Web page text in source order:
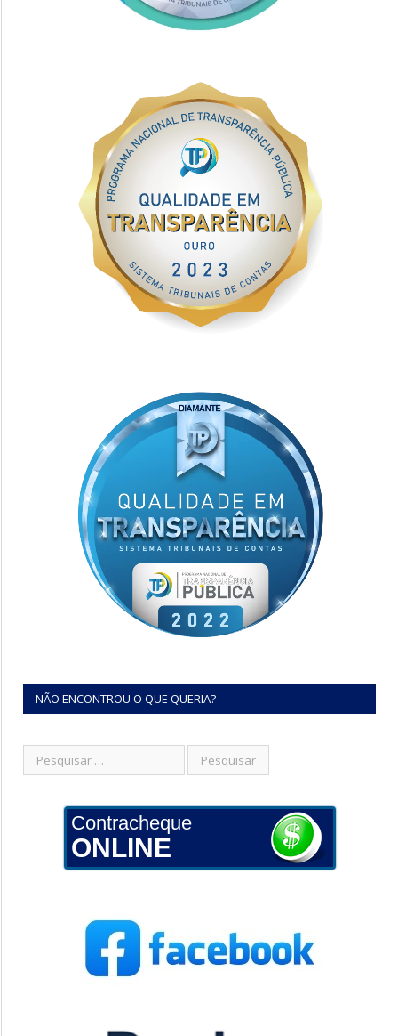
NÃO ENCONTROU O QUE QUERIA?
Contracheque
ONLINE